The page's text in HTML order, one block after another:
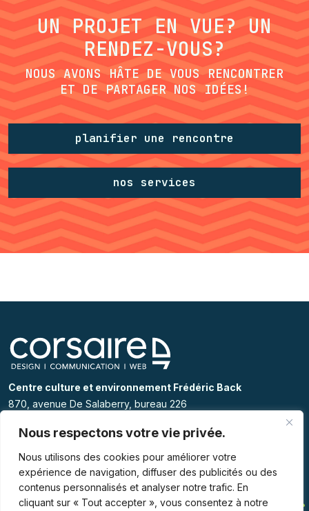
Nous respectons votre vie privée.
Nous utilisons des cookies pour améliorer votre
expérience de navigation, diffuser des publicités ou des
contenus personnalisés et analyser notre trafic. En
cliquant sur « Tout accepter », vous consentez à notre
UN PROJET EN VUE? UN
RENDEZ-VOUS?
NOUS AVONS HÂTE DE VOUS RENCONTRER
ET DE PARTAGER NOS IDÉES!
planifier une rencontre
nos services
Centre culture et environnement Frédéric Back
870, avenue De Salaberry, bureau 226
418 525 7707
info@corsairedesign.com